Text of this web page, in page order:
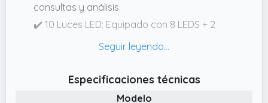
consultas y análisis.
✔️ 10 Luces LED: Equipado con 8 LEDS + 2
proporcionando una iluminación uniforme y
muestra, incluso en condiciones de poca luz.
También, usted puede hacia la luz
Especificaciones técnicas
Modelo